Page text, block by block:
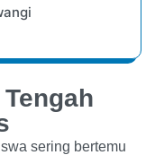
sering bertemu